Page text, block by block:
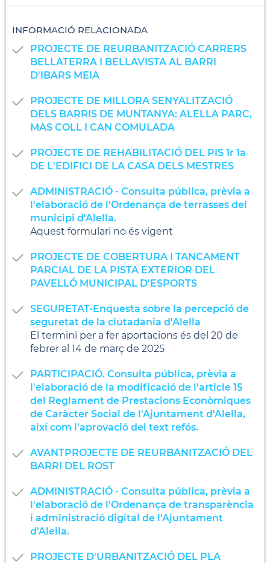
INFORMACIÓ RELACIONADA
PROJECTE DE REURBANITZACIÓ CARRERS
BELLATERRA I BELLAVISTA AL BARRI
D'IBARS MEIA
PROJECTE DE MILLORA SENYALITZACIÓ
DELS BARRIS DE MUNTANYA: ALELLA PARC,
MAS COLL I CAN COMULADA
PROJECTE DE REHABILITACIÓ DEL PIS 1r 1a
DE L'EDIFICI DE LA CASA DELS MESTRES
ADMINISTRACIÓ - Consulta pública, prèvia a
l'elaboració de l'Ordenança de terrasses del
municipi d'Alella.
Aquest formulari no és vigent
PROJECTE DE COBERTURA I TANCAMENT
PARCIAL DE LA PISTA EXTERIOR DEL
PAVELLÓ MUNICIPAL D'ESPORTS
SEGURETAT-Enquesta sobre la percepció de
seguretat de la ciutadania d'Alella
El termini per a fer aportacions és del 20 de
febrer al 14 de març de 2025
PARTICIPACIÓ. Consulta pública, prèvia a
l'elaboració de la modificació de l'article 15
del Reglament de Prestacions Econòmiques
de Caràcter Social de l'Ajuntament d'Alella,
així com l'aprovació del text refós.
AVANTPROJECTE DE REURBANITZACIÓ DEL
BARRI DEL ROST
ADMINISTRACIÓ - Consulta pública, prèvia a
l'elaboració de l'Ordenança de transparència
i administració digital de l'Ajuntament
d'Alella.
PROJECTE D'URBANITZACIÓ DEL PLA